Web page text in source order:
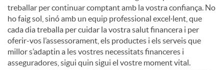
treballar per continuar comptant amb la vostra confiança. No
ho faig sol, sinó amb un equip professional excel·lent, que
cada dia treballa per cuidar la vostra salut financera i per
oferir-vos l’assessorament, els productes i els serveis que
millor s’adaptin a les vostres necessitats financeres i
asseguradores, sigui quin sigui el vostre moment vital.